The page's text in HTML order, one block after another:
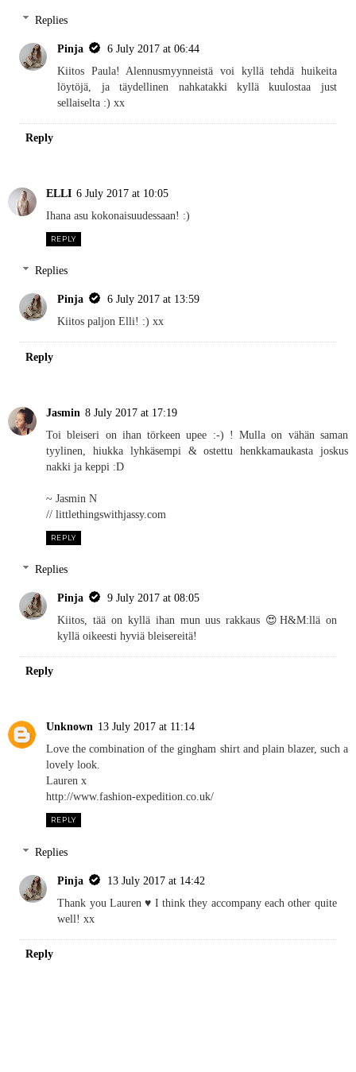
Replies
Pinja
6 July 2017 at 06:44
Kiitos Paula! Alennusmyynneistä voi kyllä tehdä huikeita
löytöjä, ja täydellinen nahkatakki kyllä kuulostaa just
sellaiselta :) xx
Reply
ELLI 6 July 2017 at 10:05
Ihana asu kokonaisuudessaan! :)
REPLY
Replies
Pinja
6 July 2017 at 13:59
Kiitos paljon Elli! :) xx
Reply
Jasmin 8 July 2017 at 17:19
Toi bleiseri on ihan törkeen upee :-) ! Mulla on vähän saman
tyylinen, hiukka lyhkäsempi & ostettu henkkamaukasta joskus
nakki ja keppi :D
~ Jasmin N
// littlethingswithjassy.com
REPLY
Replies
Pinja
9 July 2017 at 08:05
Kiitos, tää on kyllä ihan mun uus rakkaus 😍H&M:llä on
kyllä oikeesti hyviä bleisereitä!
Reply
Unknown 13 July 2017 at 11:14
Love the combination of the gingham shirt and plain blazer, such a
lovely look.
Lauren x
http://www.fashion-expedition.co.uk/
REPLY
Replies
Pinja
13 July 2017 at 14:42
Thank you Lauren ♥︎ I think they accompany each other quite
well! xx
Reply